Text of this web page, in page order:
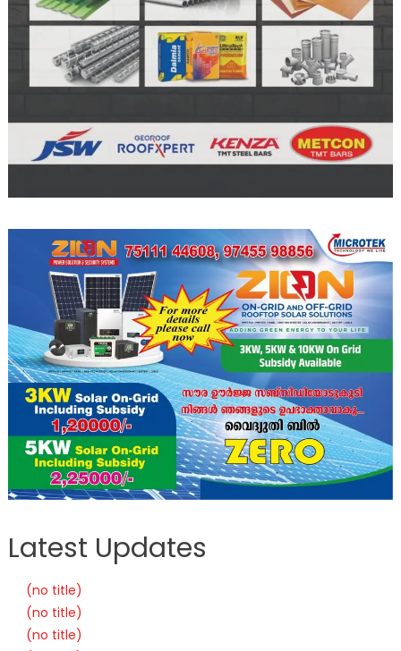
Latest Updates
(no title)
(no title)
(no title)